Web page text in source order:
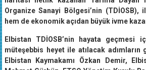
Organize Sanayi Bölgesi’nin (TDİOSB),
hem de ekonomik açıdan büyük ivme
Elbistan TDİOSB’nin hayata geçmesi
müteşebbis heyet ile atılacak adımların
Elbistan Kaymakamı Özkan Demir,
Mehmet Gürbüz, ETSO Yönetim Kurulu